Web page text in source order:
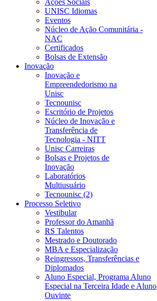
Ações Sociais
UNISC Idiomas
Eventos
Núcleo de Ação Comunitária -
NAC
Certificados
Bolsas de Extensão
Inovação
Inovação e
Empreendedorismo na
Unisc
Tecnounisc
Escritório de Projetos
Núcleo de Inovação e
Transferência de
Tecnologia - NITT
Unisc Carreiras
Bolsas e Projetos de
Inovação
Laboratórios
Multiusuário
Tecnounisc (2)
Processo Seletivo
Vestibular
Professor do Amanhã
RS Talentos
Mestrado e Doutorado
MBA e Especialização
Reingressos, Transferências e
Diplomados
Aluno Especial, Programa Aluno
Especial na Terceira Idade e Aluno
Ouvinte